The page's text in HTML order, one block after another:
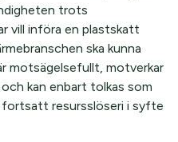
trots
vill införa en plastskatt
ska kunna
motsägelsefullt, motverkar
kan enbart tolkas som
resursslöseri i syfte